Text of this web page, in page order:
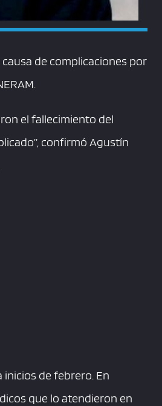
de complicaciones por
el fallecimiento del
confirmó Agustín
de febrero. En
que lo atendieron en